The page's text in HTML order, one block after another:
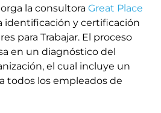
la consultora Great Place
identificación y certificación
para Trabajar. El proceso
en un diagnóstico del
el cual incluye un
todos los empleados de